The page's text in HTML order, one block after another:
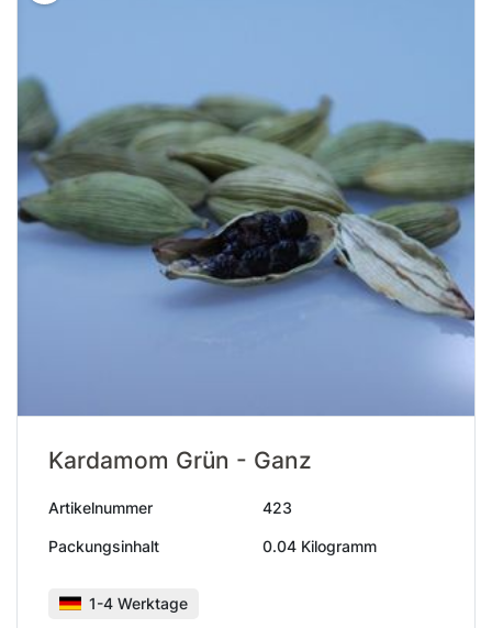
Kardamom Grün - Ganz
Artikelnummer 423
Packungsinhalt 0.04 Kilogramm
1-4 Werktage